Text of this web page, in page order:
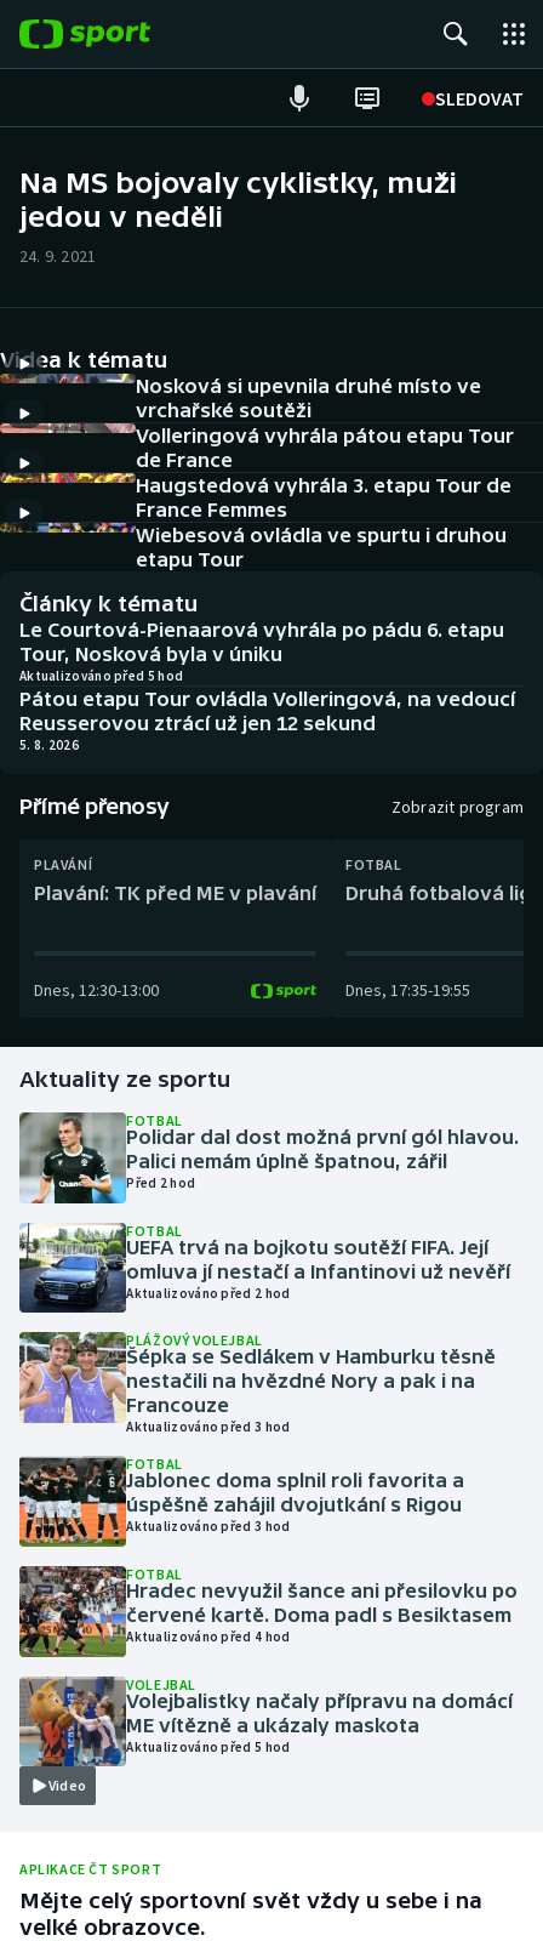
SLEDOVAT
Hokej
Cyklistika
DALŠÍ SPORTY
Americký fotbal
Baseball a softbal
Basketbal
Biatlon
Boby a skeleton
Box
Curling
Golf
Gymnastika
Házená
Jezdectví
Judo
Krasobruslení
Lyže a snowboard
Moderní pětiboj
Motorsport
Parasport
Plavání
Ragby
NEPŘEHLÉDNĚTE
Historické návraty
Aplikace ČT sport
AZ kvíz
Na MS bojovaly cyklistky, muži
jedou v neděli
24. 9. 2021
Videa k tématu
Nosková si upevnila druhé místo ve
vrchařské soutěži
Volleringová vyhrála pátou etapu Tour
de France
Haugstedová vyhrála 3. etapu Tour de
France Femmes
Wiebesová ovládla ve spurtu i druhou
etapu Tour
Články k tématu
Le Courtová-Pienaarová vyhrála po pádu 6. etapu
Tour, Nosková byla v úniku
Aktualizováno před 5 hod
Pátou etapu Tour ovládla Volleringová, na vedoucí
Reusserovou ztrácí už jen 12 sekund
5. 8. 2026
Přímé přenosy Zobrazit program
PLAVÁNÍ
Plavání: TK před ME v plavání
Dnes, 12:30-13:00
FOTBAL
Druhá fotbalová
Dnes, 17:35-19:55
Aktuality ze sportu
FOTBAL
Polidar dal dost možná první gól hlavou.
Palici nemám úplně špatnou, zářil
Před 2 hod
FOTBAL
UEFA trvá na bojkotu soutěží FIFA. Její
omluva jí nestačí a Infantinovi už nevěří
Aktualizováno před 2 hod
PLÁŽOVÝ VOLEJBAL
Šépka se Sedlákem v Hamburku těsně
nestačili na hvězdné Nory a pak i na
Francouze
Aktualizováno před 3 hod
FOTBAL
Jablonec doma splnil roli favorita a
úspěšně zahájil dvojutkání s Rigou
Aktualizováno před 3 hod
FOTBAL
Hradec nevyužil šance ani přesilovku po
červené kartě. Doma padl s Besiktasem
Aktualizováno před 4 hod
Video
VOLEJBAL
Volejbalistky načaly přípravu na domácí
ME vítězně a ukázaly maskota
Aktualizováno před 5 hod
APLIKACE ČT SPORT
Mějte celý sportovní svět vždy u sebe i na
velké obrazovce.